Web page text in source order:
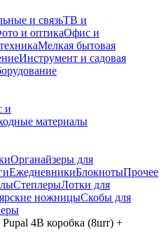
и связьТВ и
и оптикаОфис и
Мелкая бытовая
Инструмент и садовая
и
материалы
Органайзеры для
ЕжедневникиБлокнотыПрочее
СтеплерыЛотки для
ножницыСкобы для
4B коробка (8шт) +